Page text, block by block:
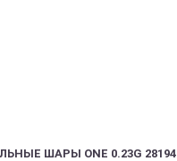
ШАРЫ ONE 0.23G 28194